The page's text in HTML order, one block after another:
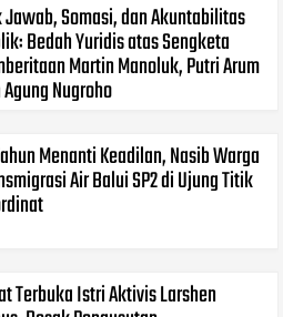
Jawab, Somasi, dan Akuntabilitas
Bedah Yuridis atas Sengketa
Martin Manoluk, Putri Arum
Nugroho
Menanti Keadilan, Nasib Warga
Air Balui SP2 di Ujung Titik
Terbuka Istri Aktivis Larshen